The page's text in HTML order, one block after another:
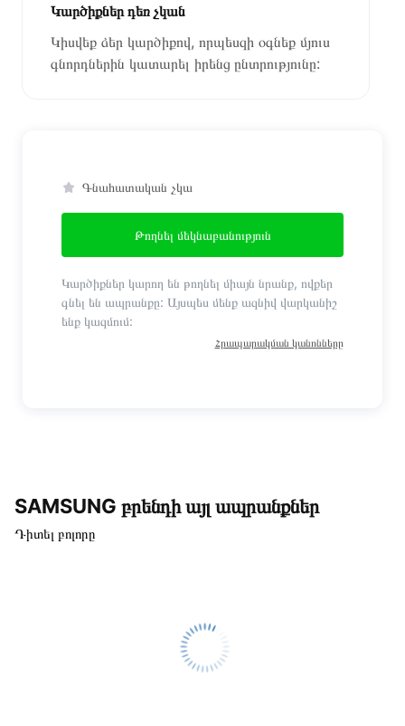
Կարծիքներ դեռ չկան
Կիսվեք ձեր կարծիքով, որպեսզի օգնեք մյուս
գնորդներին կատարել իրենց ընտրությունը:
Գնահատական չկա
Թողնել մեկնաբանություն
Կարծիքներ կարող են թողնել միայն նրանք, ովքեր
գնել են ապրանքը: Այսպես մենք ազնիվ վարկանիշ
ենք կազմում:
Հրապարակման կանոնները
SAMSUNG բրենդի այլ ապրանքներ
Դիտել բոլորը